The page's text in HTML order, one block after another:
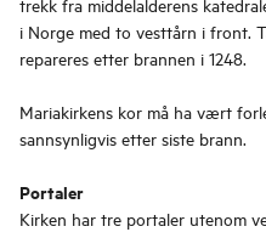
trekk fra middelalderens
i Norge med to vesttårn i front.
repareres etter brannen i 1248.
Mariakirkens kor må ha vært
sannsynligvis etter siste brann.
Portaler
Kirken har tre portaler utenom